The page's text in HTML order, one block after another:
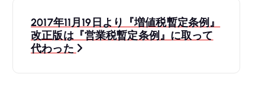
ビ2017年11月19日より『増値税暫定条例』
改正版は『営業税暫定条例』に取って
代わった